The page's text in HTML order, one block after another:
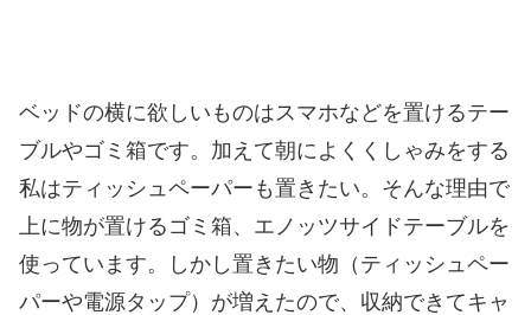
ベッドの横に欲しいものはスマホなどを置けるテー
ブルやゴミ箱です。加えて朝によくくしゃみをする
私はティッシュペーパーも置きたい。そんな理由で
上に物が置けるゴミ箱、エノッツサイドテーブルを
使っています。しかし置きたい物（ティッシュペー
パーや電源タップ）が増えたので、収納できてキャ